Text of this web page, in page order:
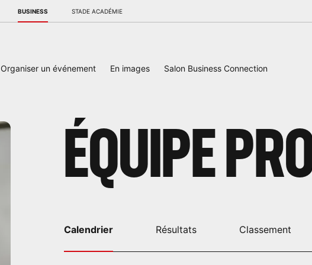
BUSINESS STADE ACADÉMIE
Organiser un événement En images Salon Business Connection
ÉQUIPE
Calendrier Résultats Classement